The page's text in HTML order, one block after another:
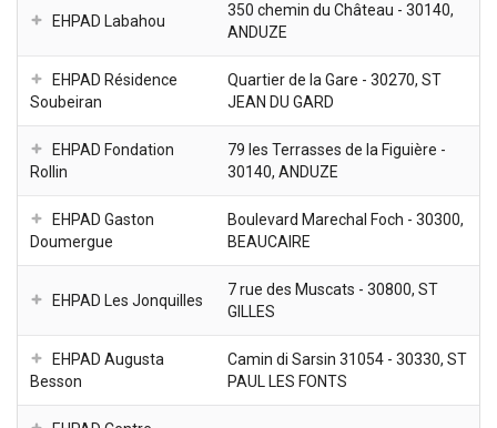
EHPAD Labahou
350 chemin du Château - 30140,
ANDUZE
EHPAD Résidence
Soubeiran
Quartier de la Gare - 30270, ST
JEAN DU GARD
EHPAD Fondation
Rollin
79 les Terrasses de la Figuière -
30140, ANDUZE
EHPAD Gaston
Doumergue
Boulevard Marechal Foch - 30300,
BEAUCAIRE
EHPAD Les Jonquilles
7 rue des Muscats - 30800, ST
GILLES
EHPAD Augusta
Besson
Camin di Sarsin 31054 - 30330, ST
PAUL LES FONTS